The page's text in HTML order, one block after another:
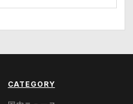
CATEGORY